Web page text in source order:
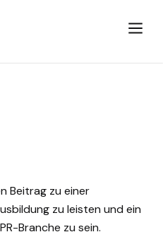
Beitrag zu einer
zu leisten und ein
Branche zu sein.